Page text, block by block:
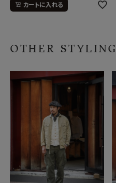
カートに入れる
OTHER STYLING